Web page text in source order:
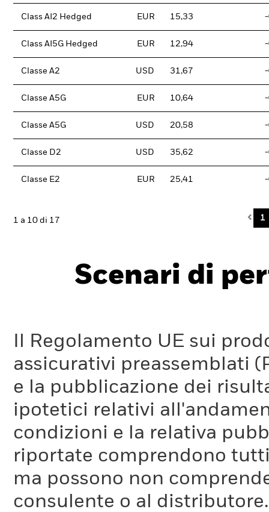
Class AI2 Hedged EUR 15,33
Class AI5G Hedged EUR 12,94
Classe A2 USD 31,67
Classe A5G EUR 10,64
Classe A5G USD 20,58
Classe D2 USD 35,62
Classe E2 EUR 25,41
1 a 10 di 17 1
Scenari di
Il Regolamento UE sui
assicurativi preassemblati
e la pubblicazione dei
ipotetici relativi
condizioni e la relativa
riportate comprendono
ma possono non
consulente o al